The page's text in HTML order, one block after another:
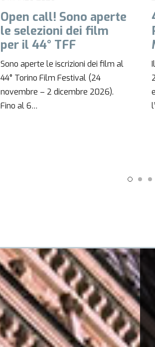
44 TFF – Le date, la
Retrospettiva Marilyn
Monroe e la call
Il 44° TFF si svolgerà a Torino dal
24 novembre al 2 dicembre 2026
ed è stata confermata
l’inaugurazione nella…